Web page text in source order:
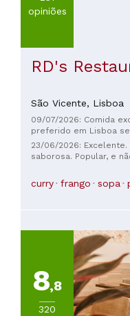
opiniões
RD's
São Vicente, Lisboa
09/07/2026: Comida
preferido em Lisboa
Recomendo o caril
23/06/2026:
saborosa. Popular, e
curry frango sopa
8,8
320